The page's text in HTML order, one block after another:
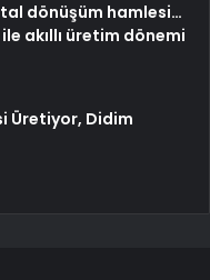
dönüşüm hamlesi…
akıllı üretim dönemi
Üretiyor, Didim